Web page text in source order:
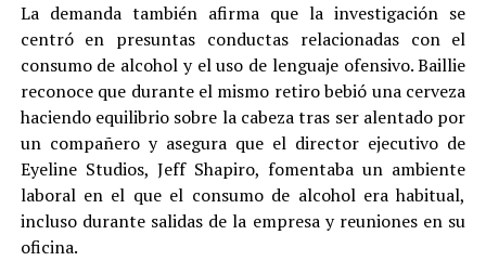
La demanda también afirma que la investigación se
centró en presuntas conductas relacionadas con el
consumo de alcohol y el uso de lenguaje ofensivo. Baillie
reconoce que durante el mismo retiro bebió una cerveza
haciendo equilibrio sobre la cabeza tras ser alentado por
un compañero y asegura que el director ejecutivo de
Eyeline Studios, Jeff Shapiro, fomentaba un ambiente
laboral en el que el consumo de alcohol era habitual,
incluso durante salidas de la empresa y reuniones en su
oficina.